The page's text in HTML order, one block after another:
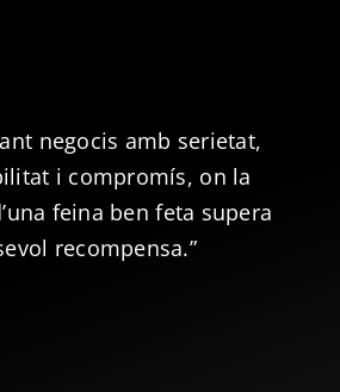
negocis amb serietat,
i compromís, on la
feina ben feta supera
recompensa.”